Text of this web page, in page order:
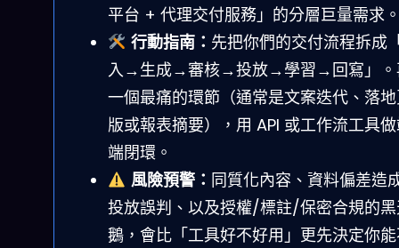
平台 + 代理交付服務」的分層巨量需求
行動指南： 先把你們的交付流程拆成
入→生成→審核→投放→學習→回寫」。
一個最痛的環節（通常是文案迭代、落
版或報表摘要），用 API 或工作流工具
端閉環。
風險預警： 同質化內容、資料偏差造
投放誤判、以及授權/標註/保密合規的
鵝，會比「工具好不好用」更先決定你